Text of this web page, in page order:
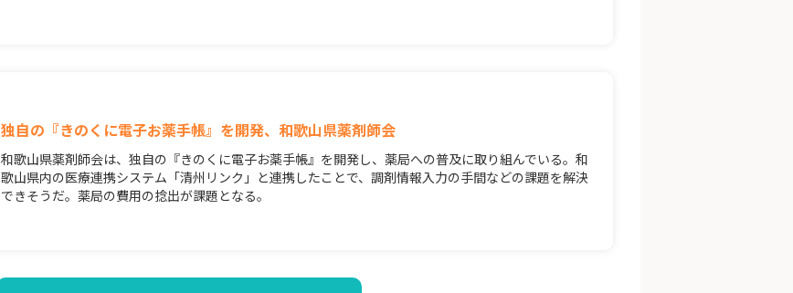
独自の『きのくに電子お薬手帳』を開発、和歌山県薬剤師会
和歌山県薬剤師会は、独自の『きのくに電子お薬手帳』を開発し、薬局への普及に取り組んでいる。和
歌山県内の医療連携システム「清州リンク」と連携したことで、調剤情報入力の手間などの課題を解決
できそうだ。薬局の費用の捻出が課題となる。